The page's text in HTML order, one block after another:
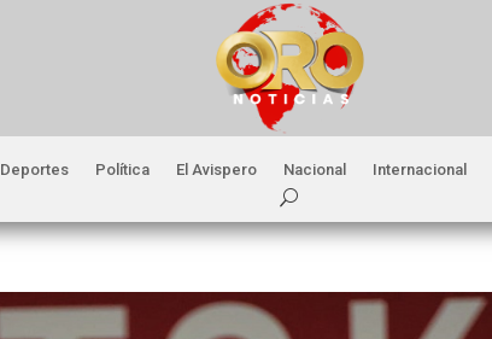
Deportes Política El Avispero Nacional Internacional